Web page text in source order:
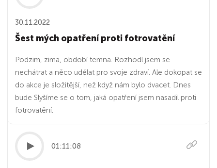
30.11.2022
Šest mých opatření proti fotrovatění
Podzim, zima, období temna. Rozhodl jsem se
nechátrat a něco udělat pro svoje zdraví. Ale dokopat se
do akce je složitější, než když nám bylo dvacet. Dnes
bude Slyšíme se o tom, jaká opatření jsem nasadil proti
fotrovatění.
01:11:08